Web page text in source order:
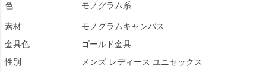
色 モノグラム系
素材
モノグラムキャンバス
金具色
ゴールド金具
性別
メンズ レディース ユニセックス